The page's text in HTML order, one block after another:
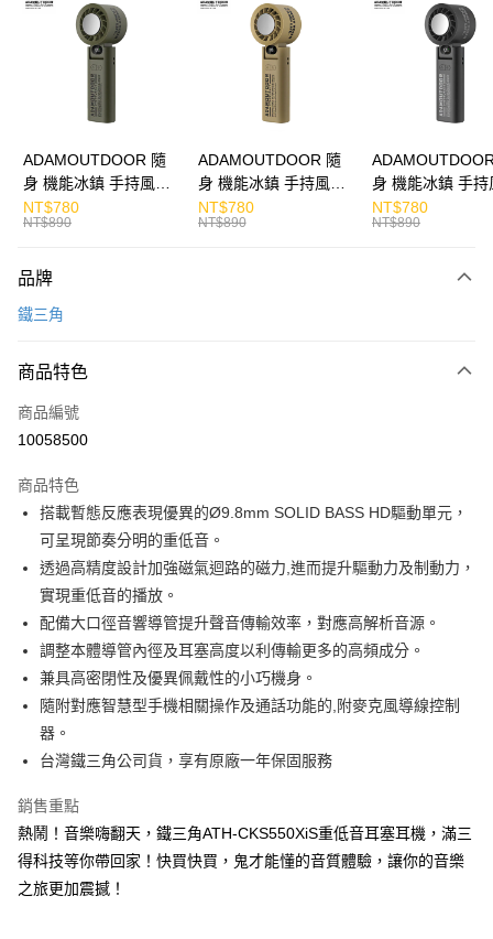
Apple Pay
運送方式
免運費
付款後7-11取貨
宅配
每筆NT$130，滿NT$399(含以上)免運費
ADAMOUTDOOR 隨
身 機能冰鎮 手持風扇
掛繩
NT$780
NT$890
ADAMOUTDOOR 隨
身 機能冰鎮 手持風扇
掛繩
NT$780
NT$890
身 機能冰鎮 手持
掛繩
NT$780
NT$890
品牌
鐵三角
商品特色
商品編號
10058500
商品特色
搭載暫態反應表現優異的Ø9.8mm SOLID BASS HD驅動單元，
可呈現節奏分明的重低音。
透過高精度設計加強磁氣迴路的磁力,進而提升驅動力及制動力，
實現重低音的播放。
配備大口徑音響導管提升聲音傳輸效率，對應高解析音源。
調整本體導管內徑及耳塞高度以利傳輸更多的高頻成分。
兼具高密閉性及優異佩戴性的小巧機身。
隨附對應智慧型手機相關操作及通話功能的,附麥克風導線控制
器。
台灣鐵三角公司貨，享有原廠一年保固服務
銷售重點
熱鬧！音樂嗨翻天，鐵三角ATH-CKS550XiS重低音耳塞耳機，滿三
得科技等你帶回家！快買快買，鬼才能懂的音質體驗，讓你的音樂
之旅更加震撼！